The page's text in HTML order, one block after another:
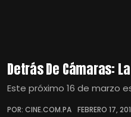
Detrás De Cámaras:
Este próximo 16 de marzo
POR: CINE.COM.PA FEBRERO 17,